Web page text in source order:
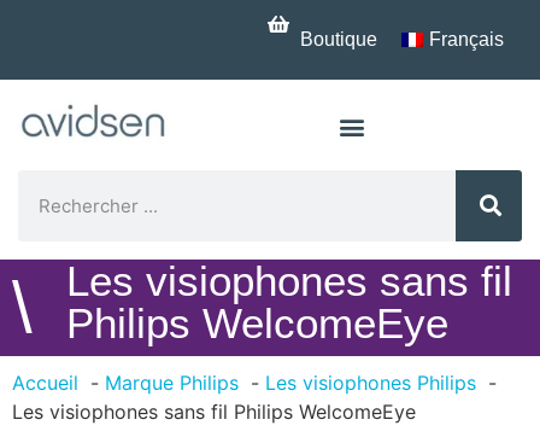
Boutique Français
\
Les visiophones sans fil
Philips WelcomeEye
Accueil Marque Philips
Les visiophones Philips
Les visiophones sans fil Philips WelcomeEye